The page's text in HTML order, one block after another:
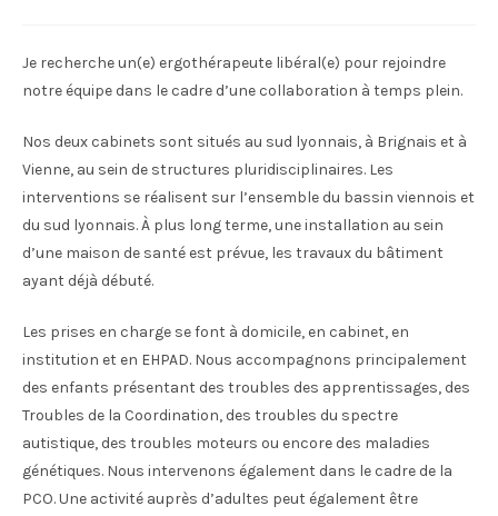
Je recherche un(e) ergothérapeute libéral(e) pour rejoindre
notre équipe dans le cadre d’une collaboration à temps plein.
Nos deux cabinets sont situés au sud lyonnais, à Brignais et à
Vienne, au sein de structures pluridisciplinaires. Les
interventions se réalisent sur l’ensemble du bassin viennois et
du sud lyonnais. À plus long terme, une installation au sein
d’une maison de santé est prévue, les travaux du bâtiment
ayant déjà débuté.
Les prises en charge se font à domicile, en cabinet, en
institution et en EHPAD. Nous accompagnons principalement
des enfants présentant des troubles des apprentissages, des
Troubles de la Coordination, des troubles du spectre
autistique, des troubles moteurs ou encore des maladies
génétiques. Nous intervenons également dans le cadre de la
PCO. Une activité auprès d’adultes peut également être